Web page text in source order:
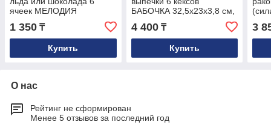
ячеек МЕЛОДИЯ
16,5x13,5x1,8 см, цвет
ЛИЛОВЫЙ (силикон)
1 350 ₸
Купить
БАБОЧКА 32,5x23x3,8 см,
цвет РОЗОВАЯ ГВОЗДИКА
(силикон)
4 400₸
Купить
3
О нас
Рейтинг не сформирован
Менее 5 отзывов за последний год